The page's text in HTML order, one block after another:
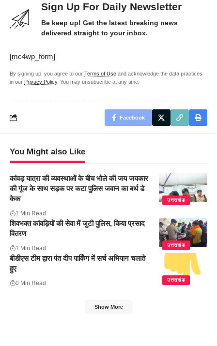
Sign Up For Daily Newsletter
Be keep up! Get the latest breaking news
delivered straight to your inbox.
[mc4wp_form]
By signing up, you agree to our Terms of Use and acknowledge the data practices
in our Privacy Policy. You may unsubscribe at any time.
Facebook
You Might also Like
उत्तराखंड
कांवड़ यात्रा की व्यवस्थाओं के बीच भोले की जय जयकार
की गूंज के साथ सड़क पर कटा पुलिस जवान का बर्थ डे
केक
1 Min Read
उत्तराखंड
शिवभक्त कांवड़ियों की सेवा में जुटी पुलिस, किया प्रसाद
वितरण
1 Min Read
उत्तराखंड
बीडीएस टीम द्वारा पंत दीप पार्किंग में सर्च अभियान चलाते
हुए
0 Min Read
Show More